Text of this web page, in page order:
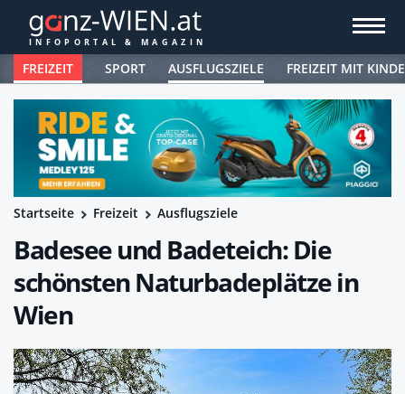
FREIZEIT SPORT AUSFLUGSZIELE FREIZEIT MIT
Startseite Freizeit Ausflugsziele
Badesee und Badeteich: Die
schönsten Naturbadeplätze in
Wien